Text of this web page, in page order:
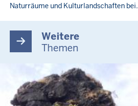
Naturräume und Kulturlandschaften bei.
Weitere
Themen